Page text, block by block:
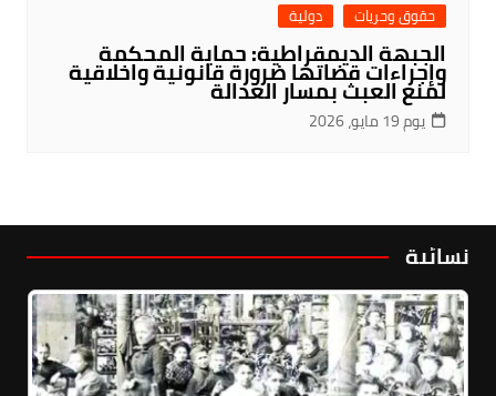
حقوق وحريات دولية
الجبهة الديمقراطية: حماية المحكمة
وإجراءات قضاتها ضرورة قانونية واخلاقية
لمنع العبث بمسار العدالة
يوم 19 مايو، 2026
نسائية